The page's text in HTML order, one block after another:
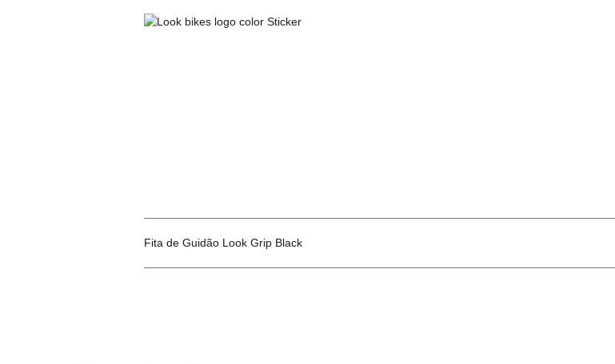
Fita de Guidão Look Grip Black